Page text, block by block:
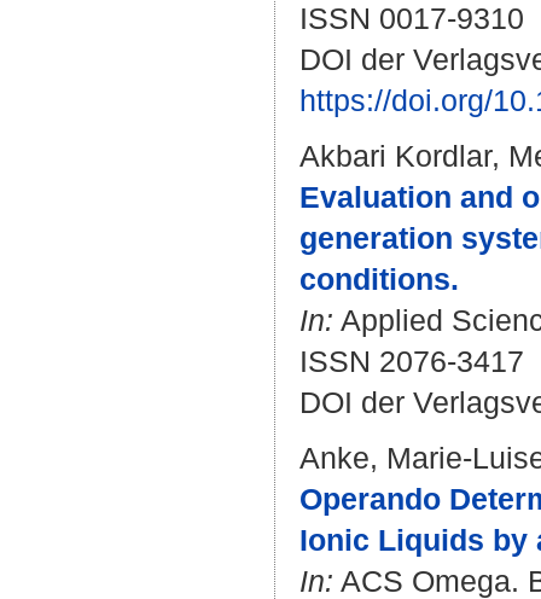
ISSN 0017-9310
DOI der
https://doi.org/
Akbari Kordlar,
Evaluation and
generation
conditions.
In: Applied
ISSN 2076-3417
DOI der
Anke, Marie-
Operando
Ionic Liquids by
In: ACS Omega.